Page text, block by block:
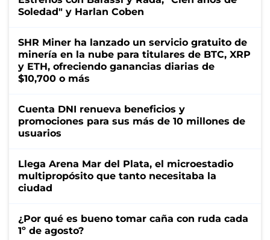
Soledad" y Harlan Coben
SHR Miner ha lanzado un servicio gratuito de
minería en la nube para titulares de BTC, XRP
y ETH, ofreciendo ganancias diarias de
$10,700 o más
Cuenta DNI renueva beneficios y
promociones para sus más de 10 millones de
usuarios
Llega Arena Mar del Plata, el microestadio
multipropósito que tanto necesitaba la
ciudad
¿Por qué es bueno tomar caña con ruda cada
1º de agosto?